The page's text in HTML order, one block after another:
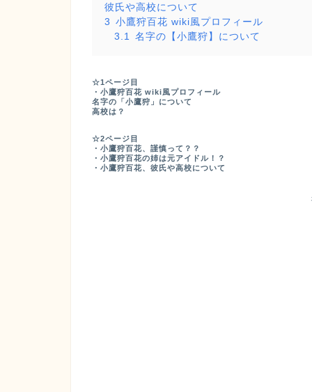
彼氏や高校について
3 小鷹狩百花 wiki風プロフィール
3.1
名字の【小鷹狩】について
☆1ページ目
・小鷹狩百花 wiki風プロフィール
名字の「小鷹狩」について
高校は？
☆2ページ目
・小鷹狩百花、謹慎って？？
・小鷹狩百花の姉は元アイドル！？
・小鷹狩百花、彼氏や高校について